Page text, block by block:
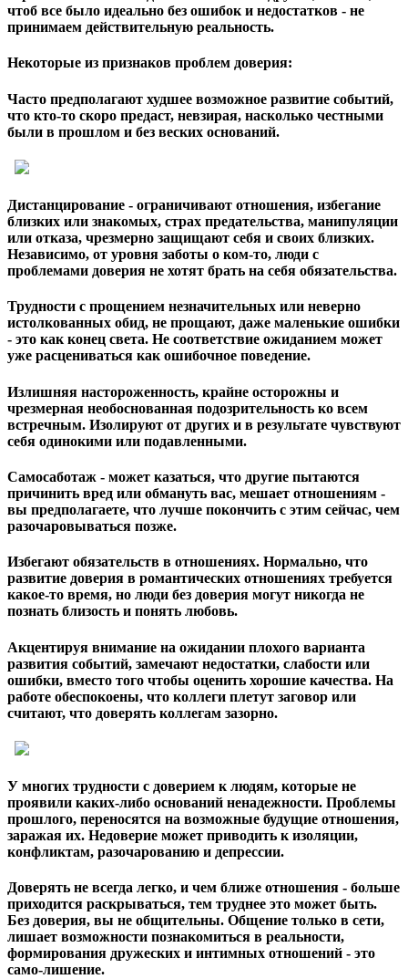
чтоб все было идеально без ошибок и недостатков - не
принимаем действительную реальность.
Некоторые из признаков проблем доверия:
Часто предполагают худшее возможное развитие событий,
что кто-то скоро предаст, невзирая, насколько честными
были в прошлом и без веских оснований.
Дистанцирование - ограничивают отношения, избегание
близких или знакомых, страх предательства, манипуляции
или отказа, чрезмерно защищают себя и своих близких.
Независимо, от уровня заботы о ком-то, люди с
проблемами доверия не хотят брать на себя обязательства.
Трудности с прощением незначительных или неверно
истолкованных обид, не прощают, даже маленькие ошибки
- это как конец света. Не соответствие ожиданием может
уже расцениваться как ошибочное поведение.
Излишняя настороженность, крайне осторожны и
чрезмерная необоснованная подозрительность ко всем
встречным. Изолируют от других и в результате чувствуют
себя одинокими или подавленными.
Самосаботаж - может казаться, что другие пытаются
причинить вред или обмануть вас, мешает отношениям -
вы предполагаете, что лучше покончить с этим сейчас, чем
разочаровываться позже.
Избегают обязательств в отношениях. Нормально, что
развитие доверия в романтических отношениях требуется
какое-то время, но люди без доверия могут никогда не
познать близость и понять любовь.
Акцентируя внимание на ожидании плохого варианта
развития событий, замечают недостатки, слабости или
ошибки, вместо того чтобы оценить хорошие качества. На
работе обеспокоены, что коллеги плетут заговор или
считают, что доверять коллегам зазорно.
У многих трудности с доверием к людям, которые не
проявили каких-либо оснований ненадежности. Проблемы
прошлого, переносятся на возможные будущие отношения,
заражая их. Недоверие может приводить к изоляции,
конфликтам, разочарованию и депрессии.
Доверять не всегда легко, и чем ближе отношения - больше
приходится раскрываться, тем труднее это может быть.
Без доверия, вы не общительны. Общение только в сети,
лишает возможности познакомиться в реальности,
формирования дружеских и интимных отношений - это
само-лишение.